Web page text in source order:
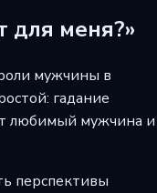
для меня?»
мужчины в
гадание
любимый мужчина и
перспективы